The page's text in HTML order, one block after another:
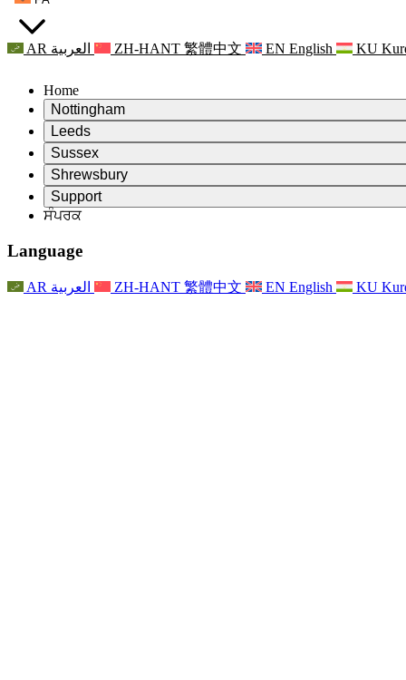
AR العربية ZH-HANT 繁體中文 EN English KU
Home
Nottingham
Review
ਸਮੀਖਿਆ ਦੇ ਚੇਅਰਮੈਨ
ਸੁਤੰਤਰ ਸਮੀਖਿਆ ਟੀਮ
ਸੰਦਰਭ ਦੀਆਂ ਸ਼ਰਤਾਂ
ਸੁਤੰਤਰ ਸਮੀਖਿਆ ਦੀ ਅੰਤਿਮ ਰਿਪੋਰਟ
ਅਕਸਰ ਪੁੱਛੇ ਜਾਣ ਵਾਲੇ ਸਵਾਲ
ਪਰਿਵਾਰਕ ਫੀਡਬੈਕ ਪ੍ਰਕਿਰਿਆ
ਨਿਊਜ਼ਲੈਟਰ
Leeds
Review
ਸਮੀਖਿਆ ਦੇ ਚੇਅਰਮੈਨ
ਸੁਤੰਤਰ ਸਮੀਖਿਆ ਟੀਮ
ਹਵਾਲੇ ਦੀਆਂ ਸ਼ਰਤਾਂ
ਸੰਪਰਕ
ਪਰਿਵਾਰਾਂ ਲਈ ਮਨੋਵਿਗਿਆਨਕ ਸਹਾਇਤਾ
ਪਰਿਵਾਰਾਂ ਲਈ ਅੱਪਡੇਟ
ਘਟਨਾਵਾਂ
For Staff
Sussex
Review
ਸਮੀਖਿਆ ਦੇ ਚੇਅਰਮੈਨ
ਸੁਤੰਤਰ ਸਮੀਖਿਆ ਟੀਮ
ਸੰਦਰਭ ਦੀਆਂ ਸ਼ਰਤਾਂ
For Families
ਪਰਿਵਾਰਾਂ ਲਈ ਅੱਪਡੇਟ
Shrewsbury
Review
ਜਣੇਪਾ ਸਮੀਖਿਆ ਵਾਸਤੇ ਸੰਦਰਭ ਦੀਆਂ ਸ਼ਰਤਾਂ
ਸੁਤੰਤਰ ਸਮੀਖਿਆ ਦੀ ਅੰਤਿਮ ਰਿਪੋਰਟ
ਸੁਤੰਤਰ ਸਮੀਖਿਆ ਦੀ ਪਹਿਲੀ ਰਿਪੋਰਟ
For Families
Support
Leeds
Nottingham
ਪਰਿਵਾਰਕ ਮਨੋਵਿਗਿਆਨਕ ਸਹਾਇਤਾ ਸੇਵਾ
ਮਾਨਸਿਕ ਸਿਹਤ ਸੰਕਟ ਸਹਾਇਤਾ
ਖੇਤਰੀ ਸੇਵਾਵਾਂ ਨੌਟਿੰਘਮ
ਸੰਪਰਕ
Language
AR العربية ZH-HANT 繁體中文 EN English KU